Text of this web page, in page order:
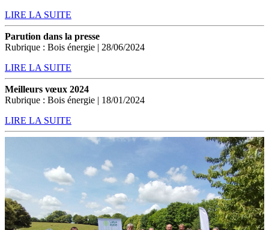
LIRE LA SUITE
Parution dans la presse
Rubrique : Bois énergie | 28/06/2024
LIRE LA SUITE
Meilleurs vœux 2024
Rubrique : Bois énergie | 18/01/2024
LIRE LA SUITE